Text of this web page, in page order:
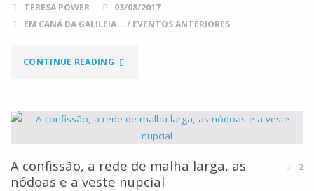
TERESA POWER
03/08/2017
EM CANÁ DA GALILEIA... / EVENTOS ANTERIORES
CONTINUE READING"A
DO
PERDÃO"
A confissão, a rede de malha larga, as
nódoas e a veste nupcial
2